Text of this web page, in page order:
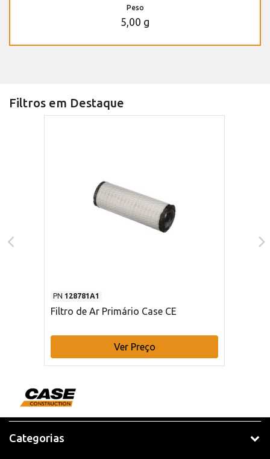
Peso
5,00 g
Filtros em Destaque
PN 128781A1
Filtro de Ar Primário Case CE
Ver Preço
Categorias